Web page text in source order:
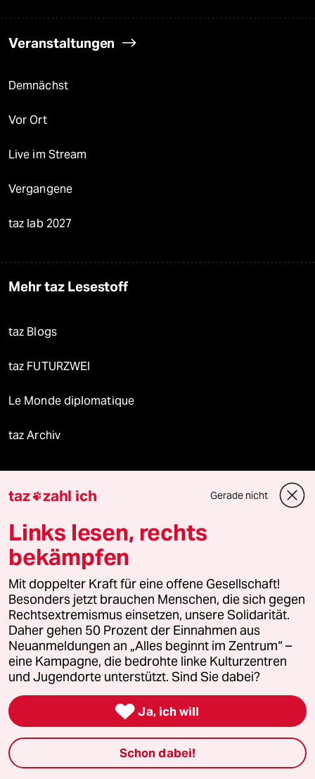
Veranstaltungen
Demnächst
Vor Ort
Live im Stream
Vergangene
taz lab 2027
Mehr taz Lesestoff
taz Blogs
taz FUTURZWEI
Le Monde diplomatique
taz Archiv
Mehr taz Angebote
Reisen
Kantine
Shop
Anzeigen
Fragen & Hilfe
Feedback
taz zahl ich Gerade nicht
Links lesen, rechts
bekämpfen
Mit doppelter Kraft für eine offene Gesellschaft!
Besonders jetzt brauchen Menschen, die sich gegen
Rechtsextremismus einsetzen, unsere Solidarität.
Daher gehen 50 Prozent der Einnahmen aus
Neuanmeldungen an „Alles beginnt im Zentrum“ –
eine Kampagne, die bedrohte linke Kulturzentren
und Jugendorte unterstützt. Sind Sie dabei?
 Ja, ich will
Schon dabei!